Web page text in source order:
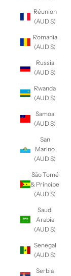
Réunion
(AUD $)
Romania
(AUD $)
Russia
(AUD $)
Rwanda
(AUD $)
Samoa
(AUD $)
San
Marino
(AUD $)
São Tomé
& Príncipe
(AUD $)
Saudi
Arabia
(AUD $)
Senegal
(AUD $)
Serbia